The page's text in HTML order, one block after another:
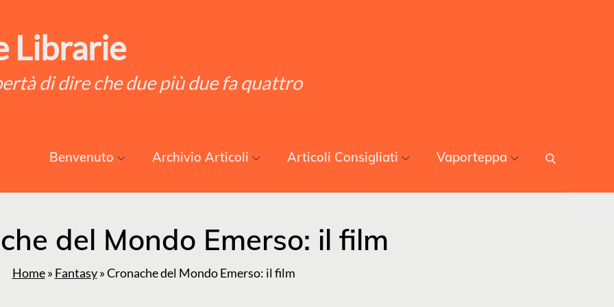
Librarie
di dire che due più due fa quattro
Benvenuto Archivio Articoli Articoli Consigliati Vaporteppa
del Mondo Emerso: il film
Home» Fantasy»Cronache del Mondo Emerso: il film